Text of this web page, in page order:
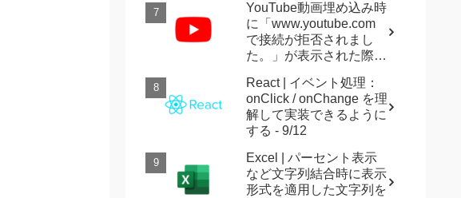
YouTube動画埋め込み時
に「www.youtube.com
で接続が拒否されまし
た。」が表示された際に
React | イベント処理：
onClick / onChange を理
解して実装できるように
する - 9/12
Excel | パーセント表示
など文字列結合時に表示
形式を適用した文字列を